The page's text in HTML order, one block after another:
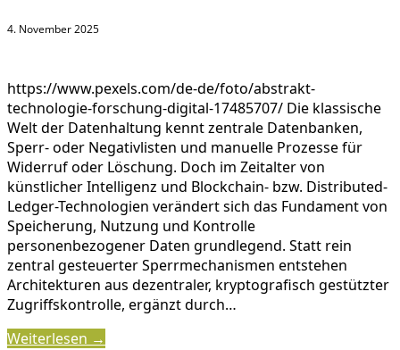
4. November 2025
https://www.pexels.com/de-de/foto/abstrakt-
technologie-forschung-digital-17485707/ Die klassische
Welt der Datenhaltung kennt zentrale Datenbanken,
Sperr- oder Negativlisten und manuelle Prozesse für
Widerruf oder Löschung. Doch im Zeitalter von
künstlicher Intelligenz und Blockchain- bzw. Distributed-
Ledger-Technologien verändert sich das Fundament von
Speicherung, Nutzung und Kontrolle
personenbezogener Daten grundlegend. Statt rein
zentral gesteuerter Sperrmechanismen entstehen
Architekturen aus dezentraler, kryptografisch gestützter
Zugriffskontrolle, ergänzt durch…
Weiterlesen →